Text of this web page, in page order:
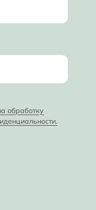
обработку